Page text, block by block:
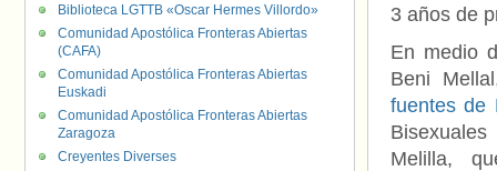
3 años de
En medio
Beni
fuentes de
Melilla,
Biblioteca LGTTB «Oscar Hermes Villordo»
Comunidad Apostólica Fronteras Abiertas
(CAFA)
Comunidad Apostólica Fronteras Abiertas
Euskadi
Comunidad Apostólica Fronteras Abiertas
Zaragoza
Creyentes Diverses